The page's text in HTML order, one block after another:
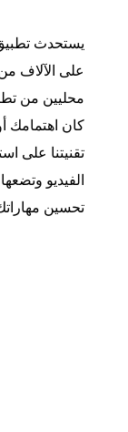
على الآلاف
محليين من
كان اهتمامك
تقنيتنا على
الفيديو
تحسين